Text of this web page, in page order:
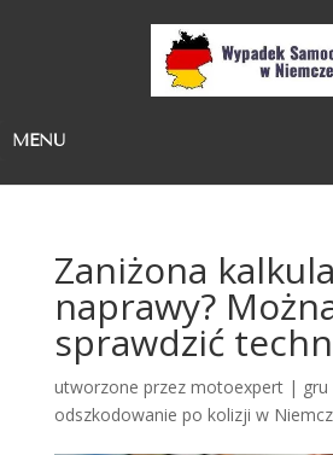
MENU
Zaniżona
naprawy?
sprawdzić
utworzone przez motoexpert|
odszkodowanie po kolizji w